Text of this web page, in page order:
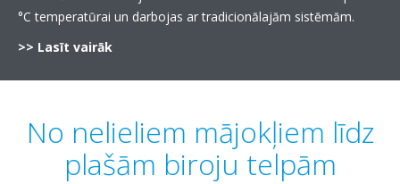
°C temperatūrai un darbojas ar tradicionālajām sistēmām.
>> Lasīt vairāk
No nelieliem mājokļiem līdz
plašām biroju telpām